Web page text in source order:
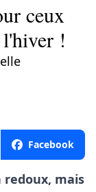
ceux
!
Facebook
mais